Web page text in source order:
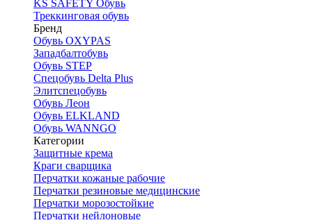
KS SAFETY Обувь
Треккинговая обувь
Бренд
Обувь OXYPAS
Западбалтобувь
Обувь STEP
Спецобувь Delta Plus
Элитспецобувь
Обувь Леон
Обувь ELKLAND
Обувь WANNGO
Категории
Защитные крема
Краги сварщика
Перчатки кожаные рабочие
Перчатки резиновые медицинские
Перчатки морозостойкие
Перчатки нейлоновые